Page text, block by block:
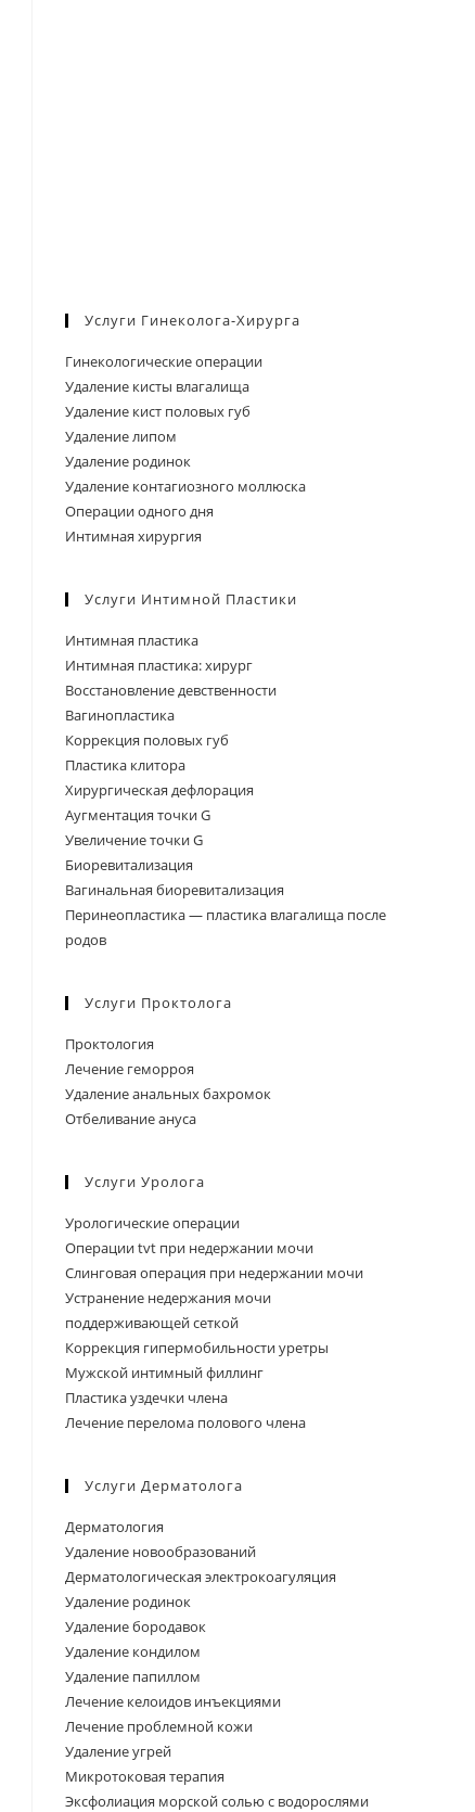
Услуги Гинеколога-Хирурга
Гинекологические операции
Удаление кисты влагалища
Удаление кист половых губ
Удаление липом
Удаление родинок
Удаление контагиозного моллюска
Операции одного дня
Интимная хирургия
Услуги Интимной Пластики
Интимная пластика
Интимная пластика: хирург
Восстановление девственности
Вагинопластика
Коррекция половых губ
Пластика клитора
Хирургическая дефлорация
Аугментация точки G
Увеличение точки G
Биоревитализация
Вагинальная биоревитализация
Перинеопластика — пластика влагалища после
родов
Услуги Проктолога
Проктология
Лечение геморроя
Удаление анальных бахромок
Отбеливание ануса
Услуги Уролога
Урологические операции
Операции tvt при недержании мочи
Слинговая операция при недержании мочи
Устранение недержания мочи
поддерживающей сеткой
Коррекция гипермобильности уретры
Мужской интимный филлинг
Пластика уздечки члена
Лечение перелома полового члена
Услуги Дерматолога
Дерматология
Удаление новообразований
Дерматологическая электрокоагуляция
Удаление родинок
Удаление бородавок
Удаление кондилом
Удаление папиллом
Лечение келоидов инъекциями
Лечение проблемной кожи
Удаление угрей
Микротоковая терапия
Эксфолиация морской солью с водорослями